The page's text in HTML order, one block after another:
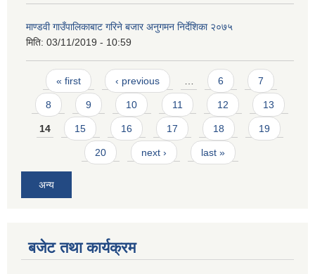
माण्डवी गाउँपालिकाबाट गरिने बजार अनुगमन निर्देशिका २०७५
मिति: 03/11/2019 - 10:59
Pages
« first ‹ previous 6 7
8 9 10 11 12 13
14 15 16 17 18 19
20 next › last »
अन्य
बजेट तथा कार्यक्रम